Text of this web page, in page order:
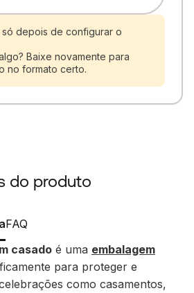
depois de configurar o
Baixe novamente para
no formato certo.
do produto
FAQ
casado é uma embalagem
para proteger e
como casamentos,